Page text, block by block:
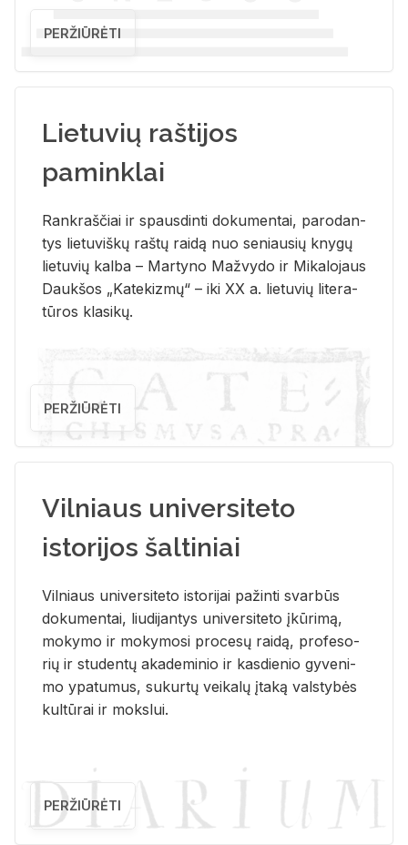
PERŽIŪRĖTI
Lietuvių raštijos
paminklai
Rank­raš­čiai ir spaus­din­ti do­ku­men­tai, pa­ro­dan­
tys lie­tu­viš­kų raš­tų rai­dą nuo se­niau­sių kny­gų
lie­tu­vių kal­ba – Mar­ty­no Ma­žvy­do ir Mi­ka­lo­jaus
Dauk­šos „Ka­te­kiz­mų“ – iki XX a. lie­tu­vių li­te­ra­
tū­ros kla­si­kų.
PERŽIŪRĖTI
Vilniaus universiteto
istorijos šaltiniai
Vil­niaus uni­ver­si­te­to is­to­ri­jai pa­žin­ti svar­būs
do­ku­men­tai, liu­di­jan­tys uni­ver­si­te­to įkū­ri­mą,
mo­ky­mo ir mo­ky­mo­si pro­ce­sų rai­dą, pro­fe­so­
rių ir stu­den­tų aka­de­mi­nio ir kas­die­nio gy­ve­ni­
mo ypa­tu­mus, su­kur­tų vei­ka­lų įta­ką vals­ty­bės
kul­tū­rai ir moks­lui.
PERŽIŪRĖTI